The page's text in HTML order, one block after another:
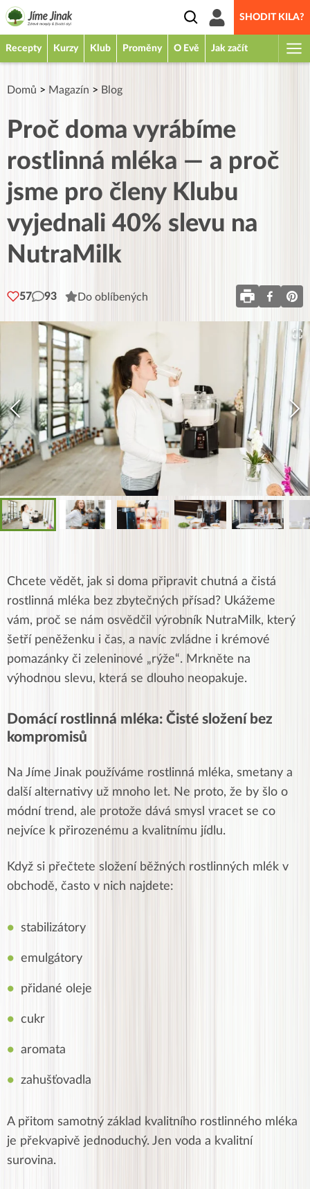
SHODIT KILA?
Recepty Kurzy Klub Proměny O Evě Jak začít
Domů > Magazín > Blog
Proč doma vyrábíme
rostlinná mléka — a proč
jsme pro členy Klubu
vyjednali 40% slevu na
NutraMilk
57 93 Do oblíbených
Chcete vědět, jak si doma připravit chutná a čistá
rostlinná mléka bez zbytečných přísad? Ukážeme
vám, proč se nám osvědčil výrobník NutraMilk, který
šetří peněženku i čas, a navíc zvládne i krémové
pomazánky či zeleninové „rýže“. Mrkněte na
výhodnou slevu, která se dlouho neopakuje.
Domácí rostlinná mléka: Čisté složení bez
kompromisů
Na Jíme Jinak používáme rostlinná mléka, smetany a
další alternativy už mnoho let. Ne proto, že by šlo o
módní trend, ale protože dává smysl vracet se co
nejvíce k přirozenému a kvalitnímu jídlu.
Když si přečtete složení běžných rostlinných mlék v
obchodě, často v nich najdete:
stabilizátory
emulgátory
přidané oleje
cukr
aromata
zahušťovadla
A přitom samotný základ kvalitního rostlinného mléka
je překvapivě jednoduchý. Jen voda a kvalitní
surovina.